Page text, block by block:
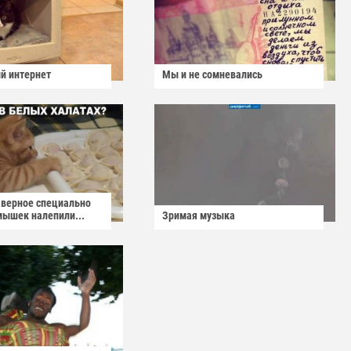
интернет Мы и не сомневались
специально
налепили...
Зримая музыка